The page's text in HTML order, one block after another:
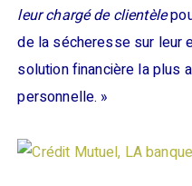
leur chargé de clientèle
de la sécheresse sur leur
solution financière la plus
personnelle. »